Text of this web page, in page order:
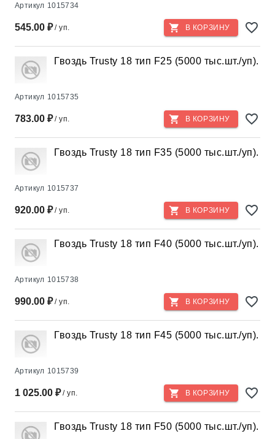
Артикул 1015734
545.00 ₽/ уп. В КОРЗИНУ
Гвоздь Trusty 18 тип F25 (5000 тыс.шт./уп).
Артикул 1015735
783.00 ₽/ уп. В КОРЗИНУ
Гвоздь Trusty 18 тип F35 (5000 тыс.шт./уп).
Артикул 1015737
920.00 ₽/ уп. В КОРЗИНУ
Гвоздь Trusty 18 тип F40 (5000 тыс.шт./уп).
Артикул 1015738
990.00 ₽/ уп. В КОРЗИНУ
Гвоздь Trusty 18 тип F45 (5000 тыс.шт./уп).
Артикул 1015739
1 025.00 ₽/ уп. В КОРЗИНУ
Гвоздь Trusty 18 тип F50 (5000 тыс.шт./уп).